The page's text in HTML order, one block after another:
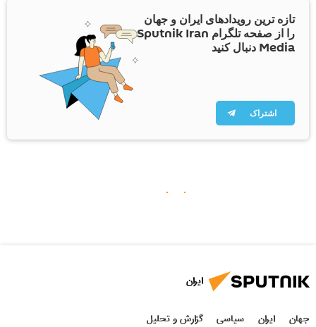
تازه ترین رویدادهای ایران و جهان
را از صفحه تلگرام Sputnik Iran
Media دنبال کنید
اشتراک
ایران
جهان ایران سیاسی گزارش و تحلیل